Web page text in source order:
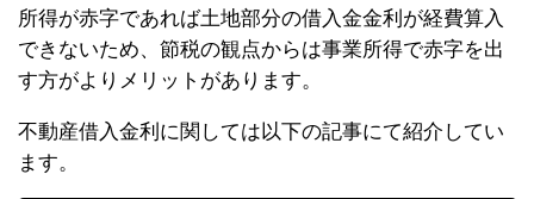
所得が赤字であれば土地部分の借入金金利が経費算入
できないため、節税の観点からは事業所得で赤字を出
す方がよりメリットがあります。
不動産借入金利に関しては以下の記事にて紹介してい
ます。